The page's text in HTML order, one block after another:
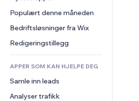
Priser og abonnement
Folkefinansiering
Mat og drikke
Fildeling
Nyheter
Knapper og menyer
Bannere og merker
Kalkulatorer
Søk
Vær
Diagrammer og tabeller
Kommentarer
Telefon
Samfunn
Anmeldelser og
Populært denne måneden
Bedriftsløsninger fra Wix
Redigeringstillegg
APPER SOM KAN HJELPE DEG
Samle inn leads
Analyser trafikk